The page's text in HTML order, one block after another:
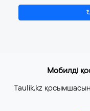
Мобилді
Taulik.kz